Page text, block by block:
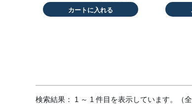
カートに入れる
検索結果： 1 ～ 1 件目を表示しています。（全